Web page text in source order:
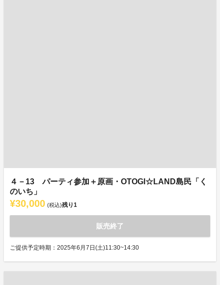
４－13 パーティ参加＋原画・OTOGI☆LAND島民「く
のいち」
¥30,000 (税込)残り1
販売終了
ご提供予定時期：2025年6月7日(土)11:30~14:30